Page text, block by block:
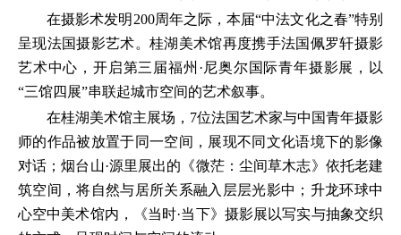
在摄影术发明200周年之际，本届“中法文化之春”特别
呈现法国摄影艺术。桂湖美术馆再度携手法国佩罗轩摄影
艺术中心，开启第三届福州·尼奥尔国际青年摄影展，以
“三馆四展”串联起城市空间的艺术叙事。
在桂湖美术馆主展场，7位法国艺术家与中国青年摄影
师的作品被放置于同一空间，展现不同文化语境下的影像
对话；烟台山·源里展出的《微茫：尘间草木志》依托老建
筑空间，将自然与居所关系融入层层光影中；升龙环球中
心空中美术馆内，《当时·当下》摄影展以写实与抽象交织